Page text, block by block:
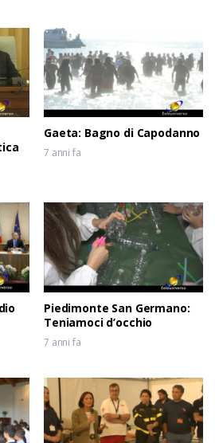
Gaeta: Bagno di Capodanno
7 anni fa
Piedimonte San Germano:
Teniamoci d’occhio
7 anni fa